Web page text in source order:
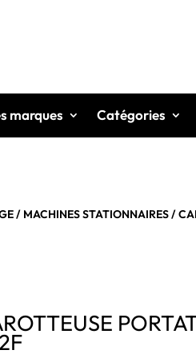
marques Catégories
/ MACHINES STATIONNAIRES/